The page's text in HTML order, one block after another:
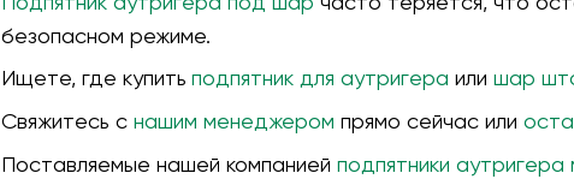
безопасном режиме.
Ищете, где купить подпятник для аутригера или шар
Свяжитесь с нашим менеджером прямо сейчас или
Поставляемые нашей компанией подпятники аутригера